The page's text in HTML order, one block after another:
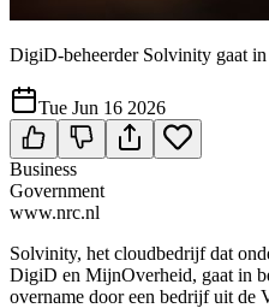
DigiD-beheerder Solvinity gaat
Tue Jun 16 2026
Business
Government
www.nrc.nl
Solvinity, het cloudbedrijf dat
DigiD en MijnOverheid, gaat in
overname door een bedrijf uit de